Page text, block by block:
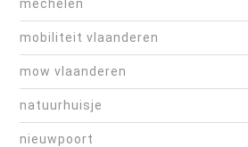
mechelen
mobiliteit vlaanderen
mow vlaanderen
natuurhuisje
nieuwpoort